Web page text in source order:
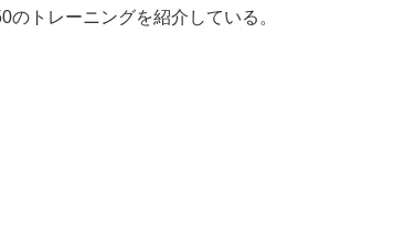
トレーニングを紹介している。